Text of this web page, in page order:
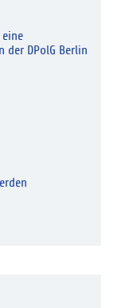
der DPolG Berlin